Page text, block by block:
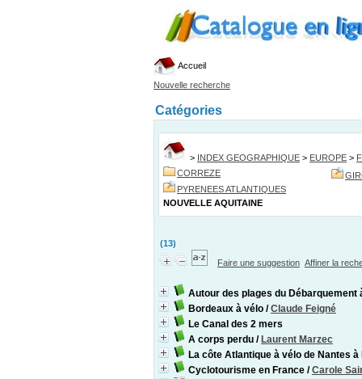
Accueil
Nouvelle recherche
Catégories
> INDEX GEOGRAPHIQUE > EUROPE >
CORREZE
PYRENEES ATLANTIQUES
NOUVELLE AQUITAINE
(13)
Faire une suggestion Affiner la
Autour des plages du Débarquement
Bordeaux à vélo /Claude Feigné
Le Canal des 2 mers
A corps perdu / Laurent Marzec
La côte Atlantique à vélo de Nantes
Cyclotourisme en France /Carole